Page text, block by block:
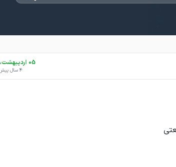
05 اردیبهشت، 1401
4 سال پیش